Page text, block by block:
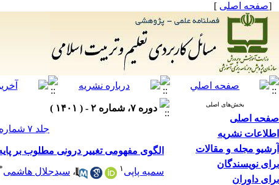
[صفحه اصلی ]
بخش‌های اصلی
صفحه اصلی
اطلاعات نشریه
آرشیو مجله و مقالات
برای نویسندگان
برای داوران
دوره ۷، شماره ۲ - ( ۱۴۰۱ )
جلد ۷ شماره ۲ صفحات ۳۱-۷
الگوی مفهومی تغییر درونی مطلوب بر
سمیه پاپی ۱ ، سیدجلال هاشمی